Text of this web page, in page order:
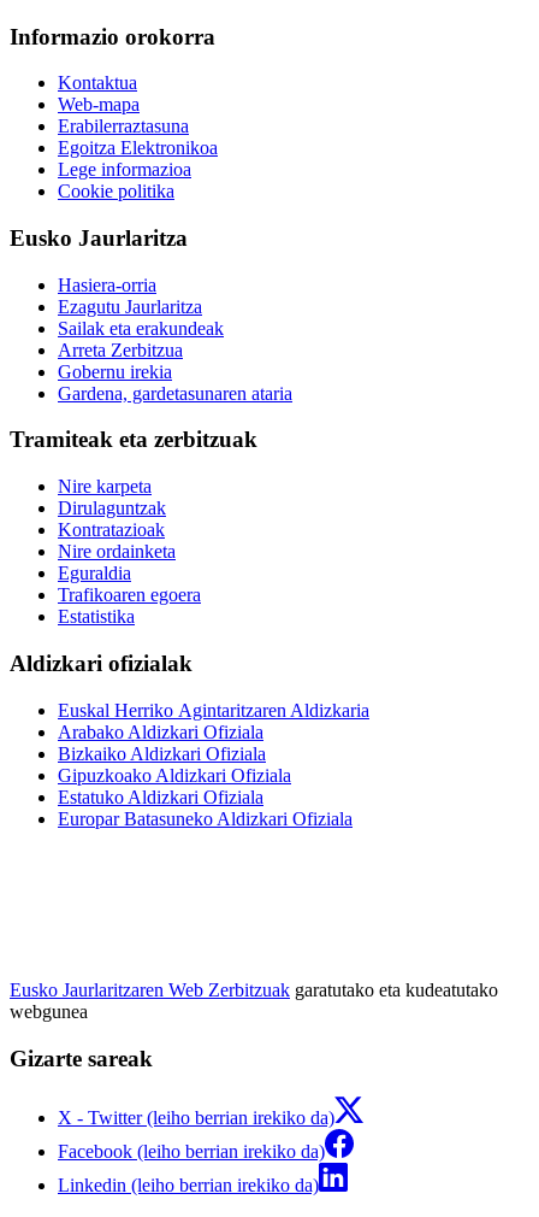
Informazio orokorra
Kontaktua
Web-mapa
Erabilerraztasuna
Egoitza Elektronikoa
Lege informazioa
Cookie politika
Eusko Jaurlaritza
Hasiera-orria
Ezagutu Jaurlaritza
Sailak eta erakundeak
Arreta Zerbitzua
Gobernu irekia
Gardena, gardetasunaren ataria
Tramiteak eta zerbitzuak
Nire karpeta
Dirulaguntzak
Kontratazioak
Nire ordainketa
Eguraldia
Trafikoaren egoera
Estatistika
Aldizkari ofizialak
Euskal Herriko Agintaritzaren Aldizkaria
Arabako Aldizkari Ofiziala
Bizkaiko Aldizkari Ofiziala
Gipuzkoako Aldizkari Ofiziala
Estatuko Aldizkari Ofiziala
Europar Batasuneko Aldizkari Ofiziala
Eusko Jaurlaritzaren Web Zerbitzuak garatutako eta kudeatutako
webgunea
Gizarte sareak
X - Twitter (leiho berrian irekiko da)
Facebook (leiho berrian irekiko da)
Linkedin (leiho berrian irekiko da)